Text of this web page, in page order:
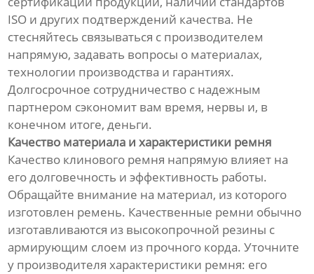
ISO и других подтверждений качества. Не
стесняйтесь связываться с производителем
напрямую, задавать вопросы о материалах,
технологии производства и гарантиях.
Долгосрочное сотрудничество с надежным
партнером сэкономит вам время, нервы и, в
конечном итоге, деньги.
Качество материала и характеристики ремня
Качество клинового ремня напрямую влияет на
его долговечность и эффективность работы.
Обращайте внимание на материал, из которого
изготовлен ремень. Качественные ремни обычно
изготавливаются из высокопрочной резины с
армирующим слоем из прочного корда. Уточните
у производителя характеристики ремня: его